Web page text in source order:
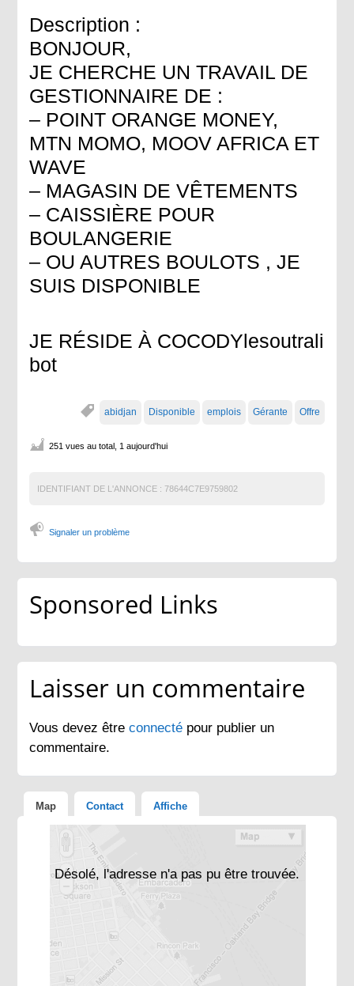
Description :
BONJOUR,
JE CHERCHE UN TRAVAIL DE
GESTIONNAIRE DE :
– POINT ORANGE MONEY,
MTN MOMO, MOOV AFRICA ET
WAVE
– MAGASIN DE VÊTEMENTS
– CAISSIÈRE POUR
BOULANGERIE
– OU AUTRES BOULOTS , JE
SUIS DISPONIBLE
JE RÉSIDE À COCODYlesoutrali
bot
abidjan Disponible emplois Gérante Offre
251 vues au total, 1 aujourd'hui
IDENTIFIANT DE L'ANNONCE : 78644C7E9759802
Signaler un problème
Sponsored Links
Laisser un commentaire
Vous devez êtreconnecté pour publier un
commentaire.
Map Contact Affiche
Désolé, l'adresse n'a pas pu être trouvée.